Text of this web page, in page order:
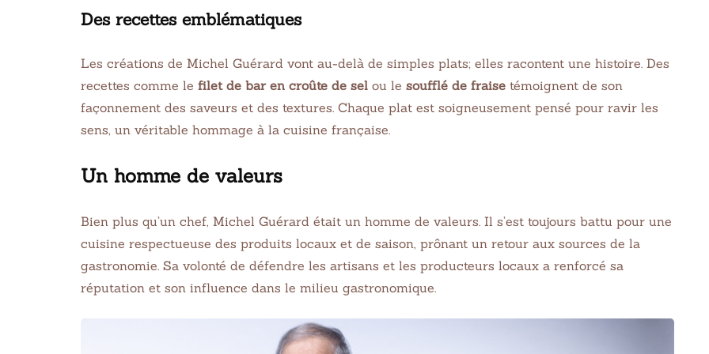
Des recettes emblématiques
Les créations de Michel Guérard vont au-delà de simples plats; elles racontent une histoire. Des
recettes comme le filet de bar en croûte de sel ou le soufflé de fraise témoignent de son
façonnement des saveurs et des textures. Chaque plat est soigneusement pensé pour ravir les
sens, un véritable hommage à la cuisine française.
Un homme de valeurs
Bien plus qu’un chef, Michel Guérard était un homme de valeurs. Il s’est toujours battu pour une
cuisine respectueuse des produits locaux et de saison, prônant un retour aux sources de la
gastronomie. Sa volonté de défendre les artisans et les producteurs locaux a renforcé sa
réputation et son influence dans le milieu gastronomique.
EASY
Recipes for You If You
Love Tacos
Chicken
32 min Cook
Chocolate Chip
Crisp Cereal